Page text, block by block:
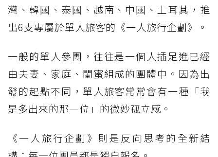
灣、韓國、泰國、越南、中國、土耳其，推
出6支專屬於單人旅客的《一人旅行企劃》。
一般的單人參團，往往是一個人插足進已經
由夫妻、家庭、閨蜜組成的團體中。因為出
發的起點不同，單人旅客常常會有一種「我
是多出來的那一位」的微妙孤立感。
《一人旅行企劃》則是反向思考的全新結